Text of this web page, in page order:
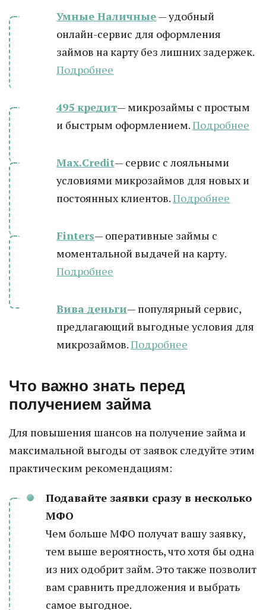
Умные Наличные— удобный
онлайн-сервис для оформления
займов на карту без лишних задержек.
Подробнее
495 кредит— микрозаймы с простым
и быстрым оформлением.Подробнее
Max.Credit— сервис с лояльными
условиями микрозаймов для новых и
постоянных клиентов.Подробнее
Finters— оперативные займы с
моментальной выдачей на карту.
Подробнее
Вива деньги— популярный сервис,
предлагающий выгодные условия для
микрозаймов.Подробнее
Что важно знать перед
получением займа
Для повышения шансов на получение займа и
максимальной выгоды от заявок следуйте этим
практическим рекомендациям:
Подавайте заявки сразу в несколько
МФО
Чем больше МФО получат вашу заявку,
тем выше вероятность, что хотя бы одна
из них одобрит займ. Это также позволит
вам сравнить предложения и выбрать
самое выгодное.